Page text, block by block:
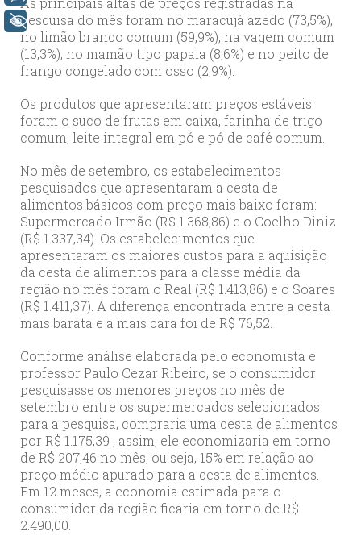
pesquisa do mês foram no maracujá azedo (73,5%),
no limão branco comum (59,9%), na vagem comum
(13,3%), no mamão tipo papaia (8,6%) e no peito de
frango congelado com osso (2,9%).
Os produtos que apresentaram preços estáveis
foram o suco de frutas em caixa, farinha de trigo
comum, leite integral em pó e pó de café comum.
No mês de setembro, os estabelecimentos
pesquisados que apresentaram a cesta de
alimentos básicos com preço mais baixo foram:
Supermercado Irmão (R$ 1.368,86) e o Coelho Diniz
(R$ 1.337,34). Os estabelecimentos que
apresentaram os maiores custos para a aquisição
da cesta de alimentos para a classe média da
região no mês foram o Real (R$ 1.413,86) e o Soares
(R$ 1.411,37). A diferença encontrada entre a cesta
mais barata e a mais cara foi de R$ 76,52.
Conforme análise elaborada pelo economista e
professor Paulo Cezar Ribeiro, se o consumidor
pesquisasse os menores preços no mês de
setembro entre os supermercados selecionados
para a pesquisa, compraria uma cesta de alimentos
por R$ 1.175,39 , assim, ele economizaria em torno
de R$ 207,46 no mês, ou seja, 15% em relação ao
preço médio apurado para a cesta de alimentos.
Em 12 meses, a economia estimada para o
consumidor da região ficaria em torno de R$
2.490,00.
+ Acessibilidade